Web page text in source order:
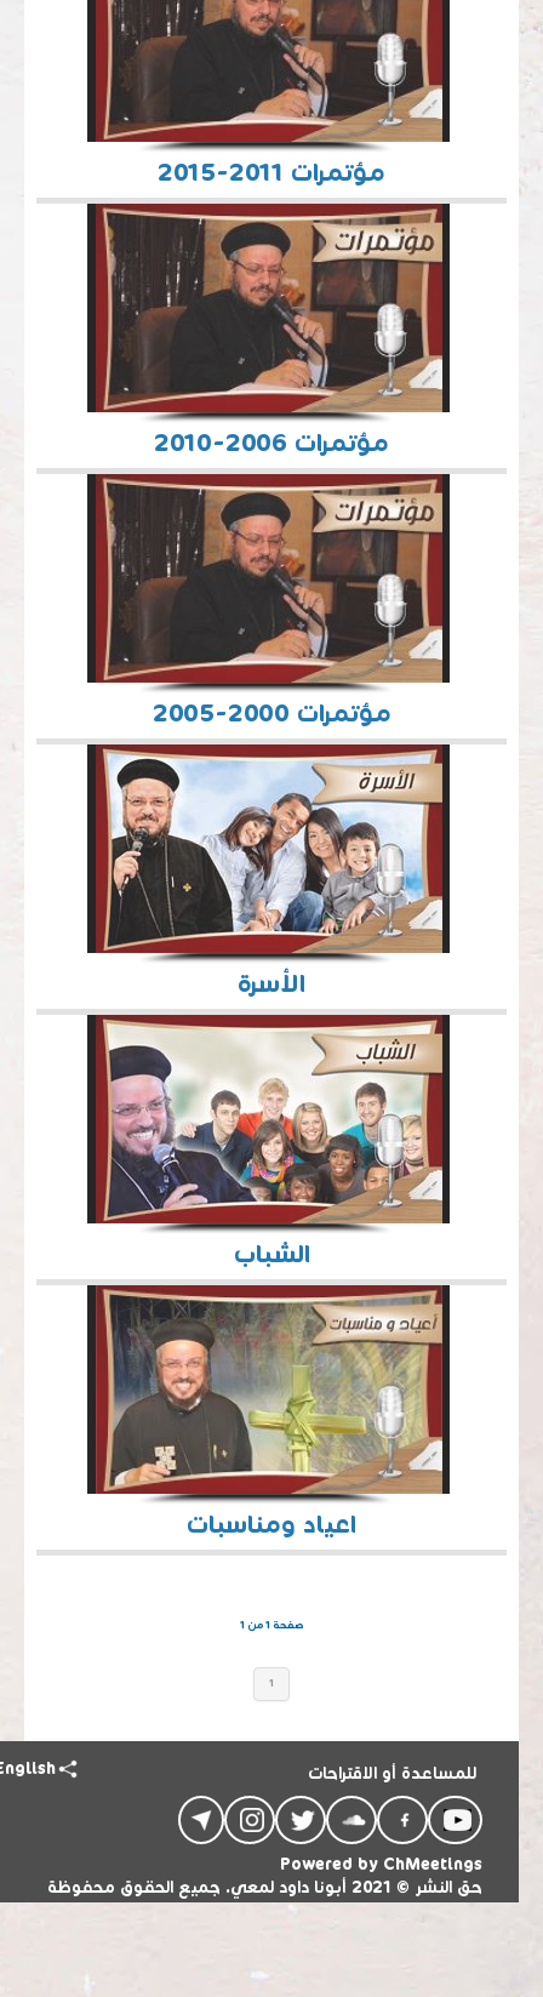
مؤتمرات 2011-2015
مؤتمرات 2006-2010
مؤتمرات 2000-2005
الأسرة
الشباب
اعياد ومناسبات
صفحة 1 من 1
للمساعدة أو الاقتراحات English
Powered byChMeetings
حق النشر © 2021 أبونا داود لمعي. جميع الحقوق محفوظة